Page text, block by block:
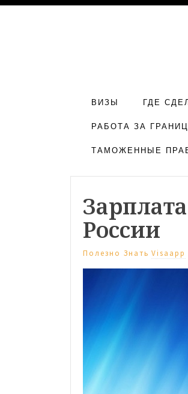
ВИЗЫ ГДЕ
РАБОТА ЗА
ТАМОЖЕННЫЕ
России
Полезно Знать Visaapp